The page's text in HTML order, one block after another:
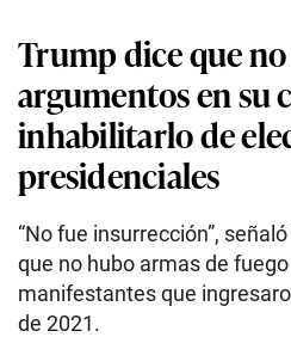
Trump dice que
argumentos en su
inhabilitarlo de
presidenciales
“No fue insurrección”,
que no hubo armas de
manifestantes que
de 2021.